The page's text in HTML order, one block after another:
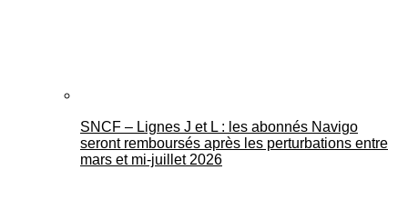
SNCF – Lignes J et L : les abonnés Navigo
seront remboursés après les perturbations entre
mars et mi-juillet 2026